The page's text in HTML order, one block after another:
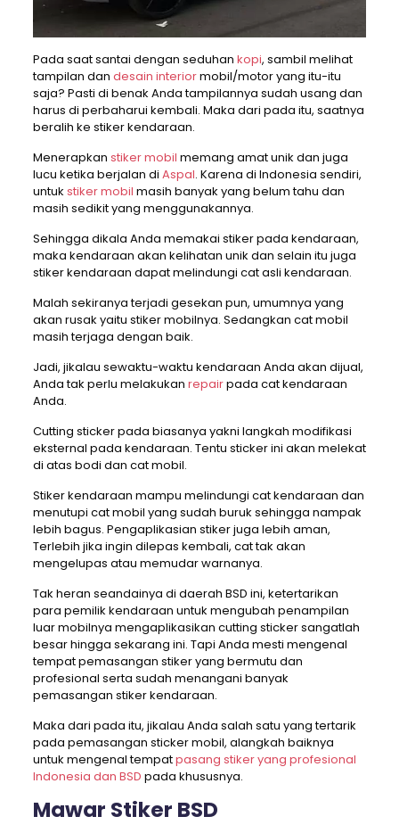
Pada saat santai dengan seduhan kopi, sambil melihat
tampilan dan desain interiormobil/motor yang itu-itu
saja? Pasti di benak Anda tampilannya sudah usang dan
harus di perbaharui kembali. Maka dari pada itu, saatnya
beralih ke stiker kendaraan.
Menerapkan stiker mobil memang amat unik dan juga
lucu ketika berjalan di Aspal. Karena di Indonesia sendiri,
untuk stiker mobil masih banyak yang belum tahu dan
masih sedikit yang menggunakannya.
Sehingga dikala Anda memakai stiker pada kendaraan,
maka kendaraan akan kelihatan unik dan selain itu juga
stiker kendaraan dapat melindungi cat asli kendaraan.
Malah sekiranya terjadi gesekan pun, umumnya yang
akan rusak yaitu stiker mobilnya. Sedangkan cat mobil
masih terjaga dengan baik.
Jadi, jikalau sewaktu-waktu kendaraan Anda akan dijual,
Anda tak perlu melakukan repairpada cat kendaraan
Anda.
Cutting sticker pada biasanya yakni langkah modifikasi
eksternal pada kendaraan. Tentu sticker ini akan melekat
di atas bodi dan cat mobil.
Stiker kendaraan mampu melindungi cat kendaraan dan
menutupi cat mobil yang sudah buruk sehingga nampak
lebih bagus. Pengaplikasian stiker juga lebih aman,
Terlebih jika ingin dilepas kembali, cat tak akan
mengelupas atau memudar warnanya.
Tak heran seandainya di daerah BSD ini, ketertarikan
para pemilik kendaraan untuk mengubah penampilan
luar mobilnya mengaplikasikan cutting sticker sangatlah
besar hingga sekarang ini. Tapi Anda mesti mengenal
tempat pemasangan stiker yang bermutu dan
profesional serta sudah menangani banyak
pemasangan stiker kendaraan.
Maka dari pada itu, jikalau Anda salah satu yang tertarik
pada pemasangan sticker mobil, alangkah baiknya
untuk mengenal tempatpasang stiker yang profesional
Indonesia dan BSD pada khususnya.
Mawar Stiker BSD